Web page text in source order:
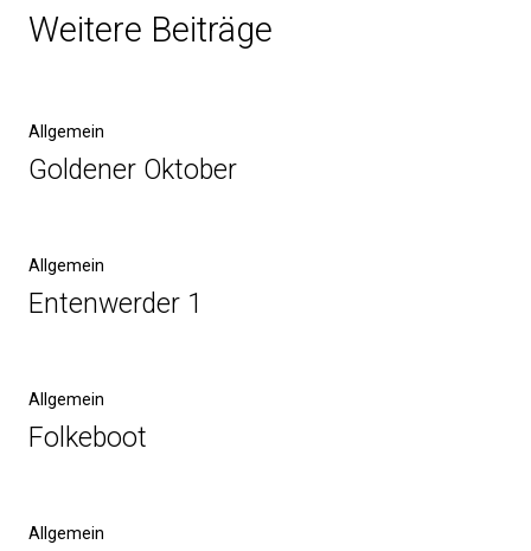
Weitere Beiträge
Allgemein
Goldener Oktober
Allgemein
Entenwerder 1
Allgemein
Folkeboot
Allgemein